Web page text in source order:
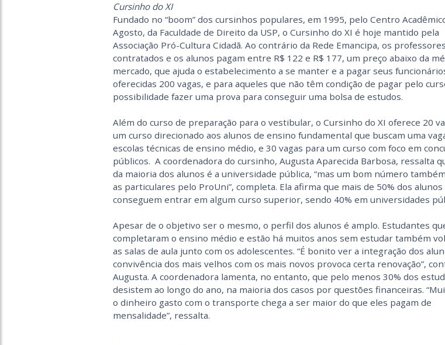
Cursinho do XI
Fundado no “boom” dos cursinhos populares, em 1995, pelo Centro
Agosto, da Faculdade de Direito da USP, o Cursinho do XI é hoje mantido pela
Associação Pró-Cultura Cidadã. Ao contrário da Rede Emancipa, os
contratados e os alunos pagam entre R$ 122 e R$ 177, um preço abaixo da
mercado, que ajuda o estabelecimento a se manter e a pagar seus
oferecidas 200 vagas, e para aqueles que não têm condição de pagar pelo
possibilidade fazer uma prova para conseguir uma bolsa de estudos.
Além do curso de preparação para o vestibular, o Cursinho do XI oferece 20
um curso direcionado aos alunos de ensino fundamental que buscam uma
escolas técnicas de ensino médio, e 30 vagas para um curso com foco em
públicos. A coordenadora do cursinho, Augusta Aparecida Barbosa, ressalta
da maioria dos alunos é a universidade pública, “mas um bom número
as particulares pelo ProUni”, completa. Ela afirma que mais de 50% dos alunos
conseguem entrar em algum curso superior, sendo 40% em universidades
Apesar de o objetivo ser o mesmo, o perfil dos alunos é amplo. Estudantes
completaram o ensino médio e estão há muitos anos sem estudar também
as salas de aula junto com os adolescentes. “É bonito ver a integração dos
convivência dos mais velhos com os mais novos provoca certa renovação”,
Augusta. A coordenadora lamenta, no entanto, que pelo menos 30% dos
desistem ao longo do ano, na maioria dos casos por questões financeiras.
o dinheiro gasto com o transporte chega a ser maior do que eles pagam de
mensalidade”, ressalta.